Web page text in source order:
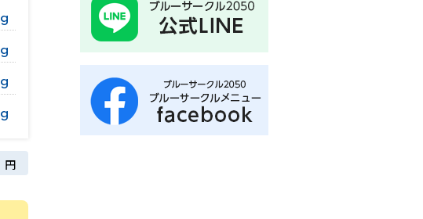
g
g
g
g
円